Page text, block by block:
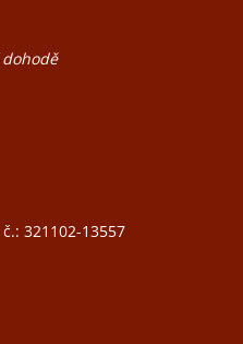
321102-13557